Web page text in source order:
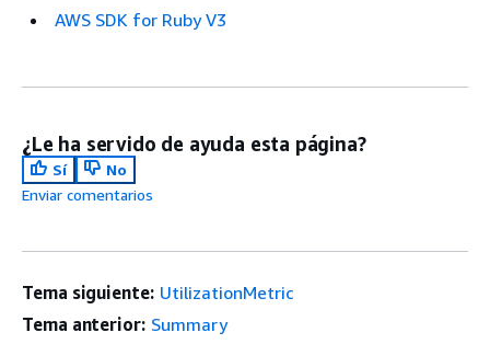
AWS SDK for Ruby V3
¿Le ha servido de ayuda esta página?
Sí
No
Enviar comentarios
Tema siguiente: UtilizationMetric
Tema anterior: Summary